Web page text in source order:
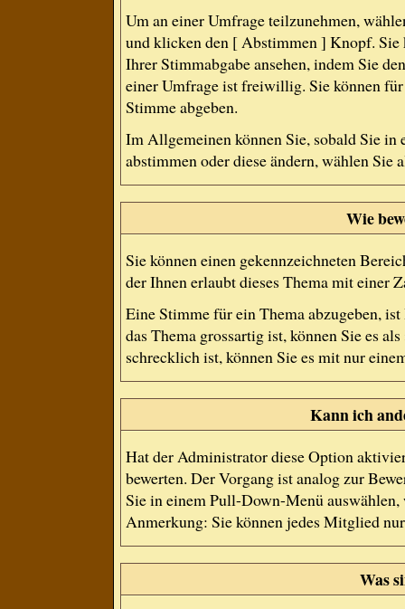
Um an einer Umfrage teilzunehmen,
und klicken den [ Abstimmen ] Knopf. Sie
Ihrer Stimmabgabe ansehen, indem Sie
einer Umfrage ist freiwillig. Sie können
Stimme abgeben.
Im Allgemeinen können Sie, sobald Sie
abstimmen oder diese ändern, wählen Sie
Wie
Sie können einen gekennzeichneten
der Ihnen erlaubt dieses Thema mit einer
Eine Stimme für ein Thema abzugeben,
das Thema grossartig ist, können Sie es
schrecklich ist, können Sie es mit nur
Kann ich
Hat der Administrator diese Option
bewerten. Der Vorgang ist analog zur
Sie in einem Pull-Down-Menü
Anmerkung: Sie können jedes Mitglied
Was